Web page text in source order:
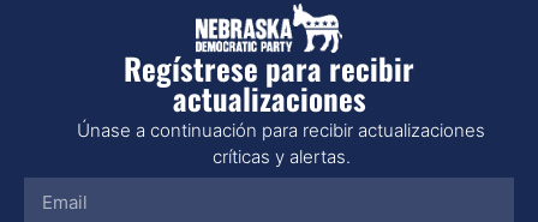
Regístrese para recibir
actualizaciones
Únase a continuación para recibir actualizaciones
críticas y alertas.